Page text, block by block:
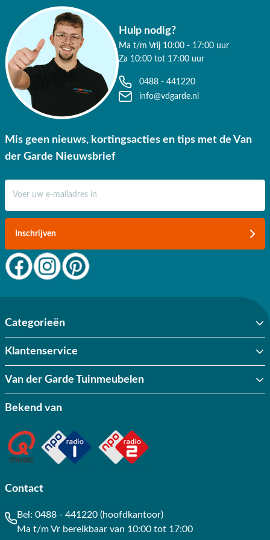
Hulp nodig?
Ma t/m Vrij 10:00 - 17:00 uur
Za 10:00 tot 17:00 uur
0488 - 441220
info@vdgarde.nl
Mis geen nieuws, kortingsacties en tips met de Van
der Garde Nieuwsbrief
Inschrijven
Categorieën
Klantenservice
Van der Garde Tuinmeubelen
Bekend van
Contact
Bel: 0488 - 441220 (hoofdkantoor)
Ma t/m Vr bereikbaar van 10:00 tot 17:00